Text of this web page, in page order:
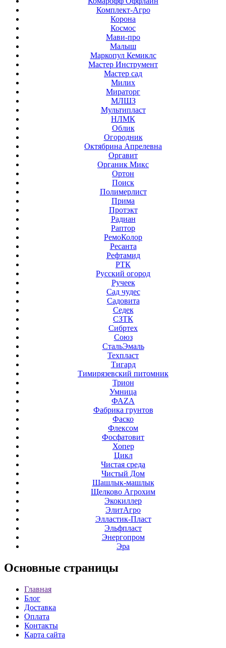
Комплект-Агро
Корона
Космос
Мави-про
Малыш
Маркопул Кемиклс
Мастер Инструмент
Мастер сад
Милих
Мираторг
МЛШЗ
Мультипласт
НЛМК
Облик
Огородник
Октябрина Апрелевна
Оргавит
Органик Микс
Ортон
Поиск
Полимерлист
Прима
Протэкт
Радиан
Раптор
РемоКолор
Ресанта
Рефтамид
РТК
Русский огород
Ручеек
Сад чудес
Садовита
Седек
СЗТК
Сибртех
Союз
СтальЭмаль
Техпласт
Тигард
Тимирязевский питомник
Трион
Умница
ФАZА
Фабрика грунтов
Фаско
Флексом
Фосфатовит
Хопер
Цикл
Чистая среда
Чистый Дом
Шашлык-машлык
Щелково Агрохим
Экокиллер
ЭлитАгро
Элластик-Пласт
Эльфпласт
Энергопром
Эра
Основные страницы
Главная
Блог
Доставка
Оплата
Контакты
Карта сайта